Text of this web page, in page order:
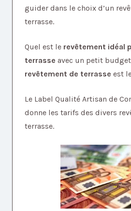
guider dans le choix d’un
terrasse.
Quel est le revêtement idéal
terrasse avec un petit budget
revêtement de terrasse est
Le Label Qualité Artisan de
donne les tarifs des divers
terrasse.